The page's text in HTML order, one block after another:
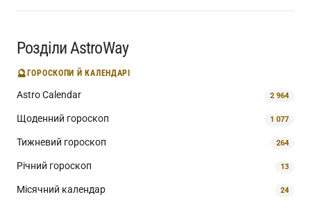
Розділи AstroWay
🔮ГОРОСКОПИ Й КАЛЕНДАРІ
Astro Calendar 2 964
Щоденний гороскоп 1 077
Тижневий гороскоп 264
Річний гороскоп 13
Місячний календар 24